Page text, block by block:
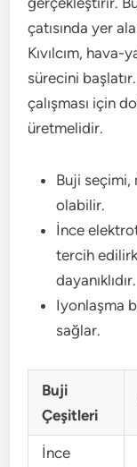
çatısında yer
Kıvılcım, hava-
sürecini
çalışması için
üretmelidir.
Buji seçimi,
olabilir.
İnce
tercih
dayanıklıdır.
Iyonlaşma
sağlar.
Buji
Çeşitleri
İnce